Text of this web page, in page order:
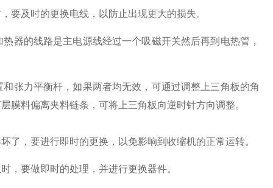
要及时的更换电线，以防止出现更大的损失。
器的线路是主电源线经过一个吸磁开关然后再到电热管，
张力平衡杆，如果两者均无效，可通过调整上三角板的角
膜料偏离夹料链条，可将上三角板向逆时针方向调整。
了，要进行即时的更换，以免影响到收缩机的正常运转。
，要做即时的处理，并进行更换器件。